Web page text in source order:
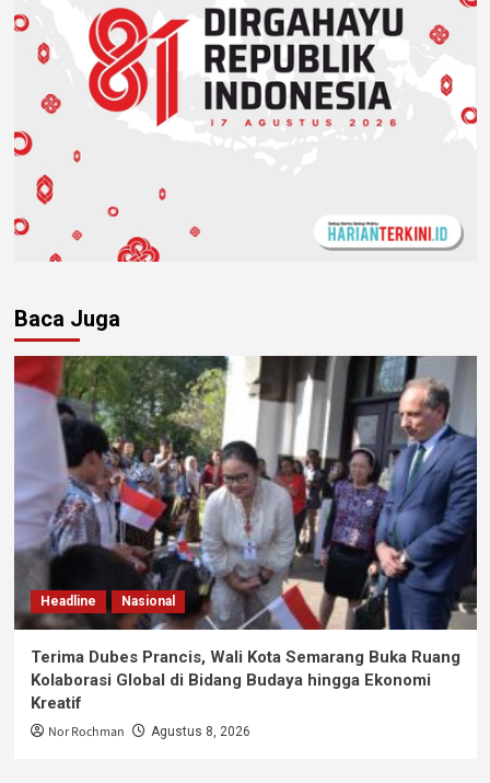
Baca Juga
Headline Nasional
Terima Dubes Prancis, Wali Kota Semarang Buka Ruang
Kolaborasi Global di Bidang Budaya hingga Ekonomi
Kreatif
Nor Rochman Agustus 8, 2026